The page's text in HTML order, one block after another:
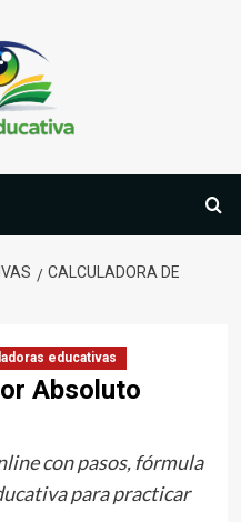
CALCULADORA DE
educativas
Absoluto
con pasos, fórmula
para practicar